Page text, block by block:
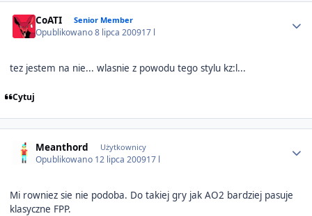
CoATI Senior Member
Opublikowano8 lipca 200917 l
tez jestem na nie... wlasnie z powodu tego stylu kz:l...
Cytuj
Meanthord Użytkownicy
Opublikowano 12 lipca 200917 l
Mi rowniez sie nie podoba. Do takiej gry jak AO2 bardziej pasuje
klasyczne FPP.